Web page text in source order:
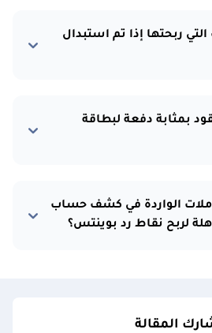
ربحتها إذا تم استبدال
بمثابة دفعة لبطاقة
الواردة في كشف حساب
لربح نقاط رد بوينتس؟
المقالة